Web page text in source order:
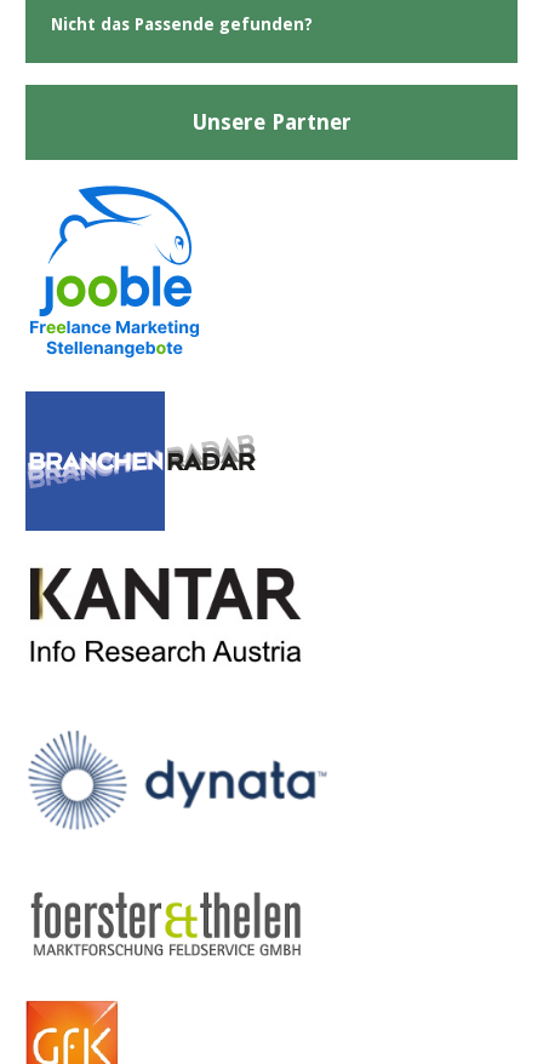
Nicht das Passende gefunden?
Unsere Partner